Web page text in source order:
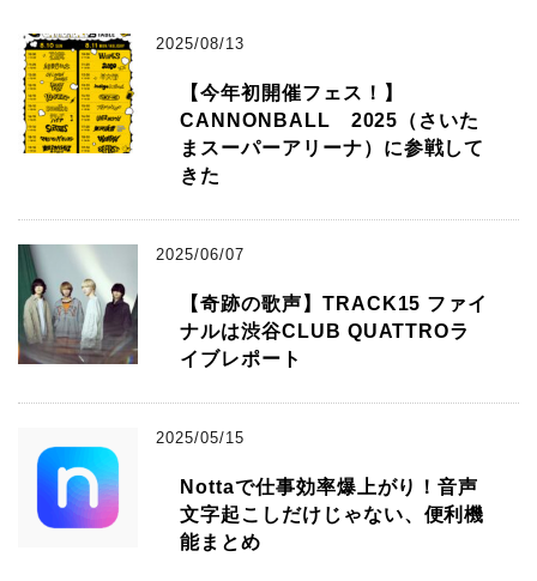
2025/08/13
【今年初開催フェス！】
CANNONBALL 2025（さいた
まスーパーアリーナ）に参戦して
きた
2025/06/07
【奇跡の歌声】TRACK15 ファイ
ナルは渋谷CLUB QUATTROラ
イブレポート
2025/05/15
Nottaで仕事効率爆上がり！音声
文字起こしだけじゃない、便利機
能まとめ